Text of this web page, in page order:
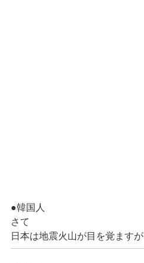
●韓国人
さて
日本は地震火山が目を覚ますが